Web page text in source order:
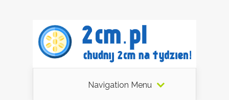
Navigation Menu